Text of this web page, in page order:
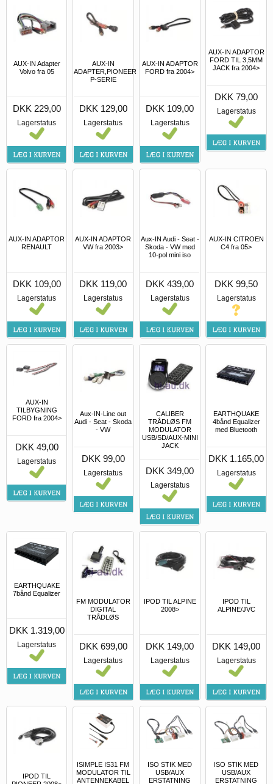
AUX-IN Adapter
Volvo fra 05
DKK 229,00
Lagerstatus
AUX-IN
ADAPTER,PIONEER
P-SERIE
DKK 129,00
Lagerstatus
AUX-IN ADAPTOR
FORD fra 2004>
DKK 109,00
Lagerstatus
AUX-IN ADAPTOR
FORD TIL 3,5MM
JACK fra 2004>
DKK 79,00
Lagerstatus
AUX-IN ADAPTOR
RENAULT
DKK 109,00
Lagerstatus
AUX-IN ADAPTOR
VW fra 2003>
DKK 119,00
Lagerstatus
Aux-IN Audi - Seat -
Skoda - VW med
10-pol mini iso
DKK 439,00
Lagerstatus
AUX-IN CITROEN
C4 fra 05>
DKK 99,50
Lagerstatus
AUX-IN
TILBYGNING
FORD fra 2004>
DKK 49,00
Lagerstatus
Aux-IN-Line out
Audi - Seat - Skoda
- VW
DKK 99,00
Lagerstatus
CALIBER
TRÅDLØS FM
MODULATOR
USB/SD/AUX-MINI
JACK
DKK 349,00
Lagerstatus
EARTHQUAKE
4bånd Equalizer
med Bluetooth
DKK 1.165,00
Lagerstatus
EARTHQUAKE
7bånd Equalizer
DKK 1.319,00
Lagerstatus
FM MODULATOR
DIGITAL
TRÅDLØS
DKK 699,00
Lagerstatus
IPOD TIL ALPINE
2008>
DKK 149,00
Lagerstatus
IPOD TIL
ALPINE/JVC
DKK 149,00
Lagerstatus
IPOD TIL
ISIMPLE IS31 FM
MODULATOR TIL
ANTENNEKABEL
ISO STIK MED
USB/AUX
ERSTATNING
ISO STIK MED
USB/AUX
ERSTATNING